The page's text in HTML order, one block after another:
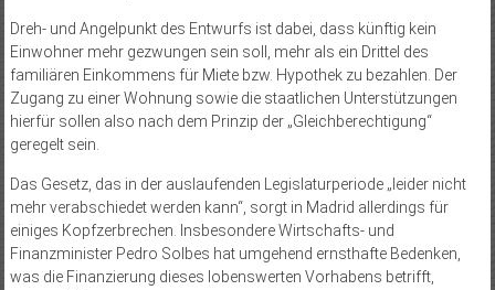
Dreh- und Angelpunkt des Entwurfs ist dabei, dass künftig kein
Einwohner mehr gezwungen sein soll, mehr als ein Drittel des
familiären Einkommens für Miete bzw. Hypothek zu bezahlen. Der
Zugang zu einer Wohnung sowie die staatlichen Unterstützungen
hierfür sollen also nach dem Prinzip der „Gleichberechtigung“
geregelt sein.
Das Gesetz, das in der auslaufenden Legislaturperiode „leider nicht
mehr verabschiedet werden kann“, sorgt in Madrid allerdings für
einiges Kopfzerbrechen. Insbesondere Wirtschafts- und
Finanzminister Pedro Solbes hat umgehend ernsthafte Bedenken,
was die Finanzierung dieses lobenswerten Vorhabens betrifft,